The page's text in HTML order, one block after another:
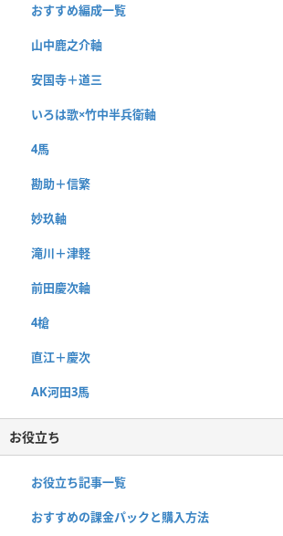
おすすめ編成一覧
山中鹿之介軸
安国寺＋道三
いろは歌×竹中半兵衛軸
4馬
勘助＋信繁
妙玖軸
滝川＋津軽
前田慶次軸
4槍
直江＋慶次
AK河田3馬
お役立ち
お役立ち記事一覧
おすすめの課金パックと購入方法